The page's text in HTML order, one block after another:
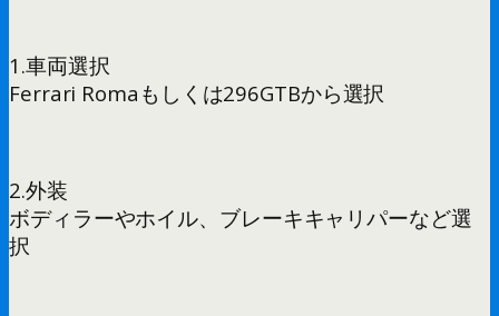
1.車両選択
Ferrari Romaもしくは296GTBから選択
2.外装
ボディラーやホイル、ブレーキキャリパーなど選
択